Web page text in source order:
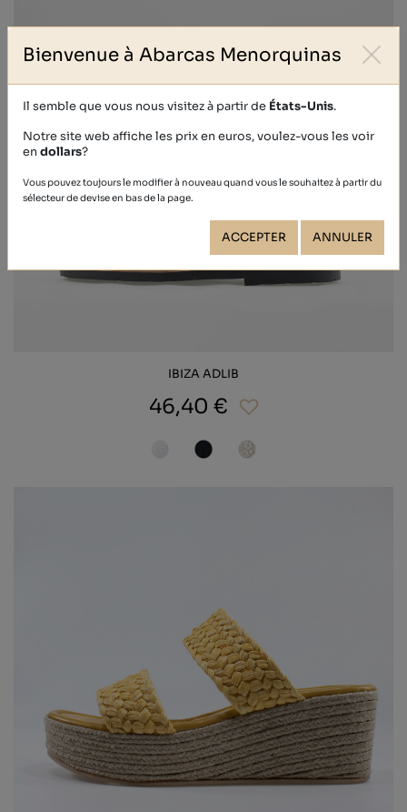
IBIZA ADLIB
46,40 €
Bienvenue à Abarcas Menorquinas
Il semble que vous nous visitez à partir de États-Unis.
Notre site web affiche les prix en euros, voulez-vous les voir
endollars?
Vous pouvez toujours le modifier à nouveau quand vous le souhaitez à partir du
sélecteur de devise en bas de la page.
ACCEPTER ANNULER